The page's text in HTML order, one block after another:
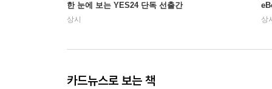
한 눈에 보는 YES24 단독 선출간
상시 상
카드뉴스로 보는 책